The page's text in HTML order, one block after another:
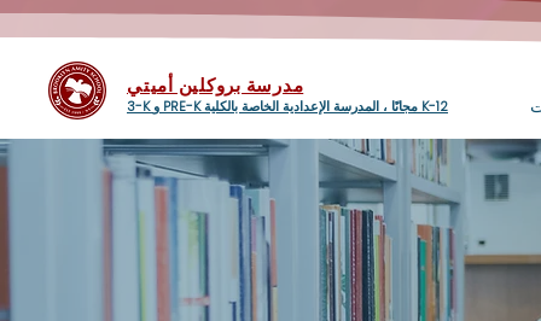
مدرسة بروكلين أميتي
3-K و PRE-K مجانًا ، المدرسة الإعدادية الخاصة بالكلية K-12